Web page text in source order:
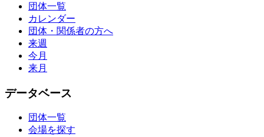
団体一覧
カレンダー
団体・関係者の方へ
来週
今月
来月
データベース
団体一覧
会場を探す